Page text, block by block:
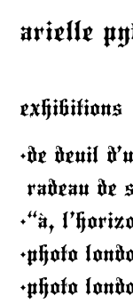
arielle
exhibitions
.de deuil
radeau de
.“à,
.photo
.photo